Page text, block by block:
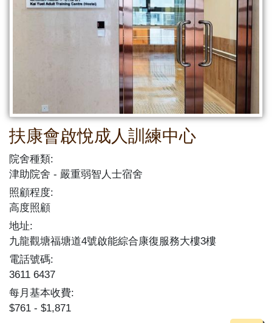
扶康會啟悅成人訓練中心
院舍種類:
津助院舍
嚴重弱智人士宿舍
照顧程度:
高度照顧
地址:
九龍觀塘福塘道4號啟能綜合康復服務大樓3樓
電話號碼:
3611 6437
每月基本收費:
$761 - $1,871